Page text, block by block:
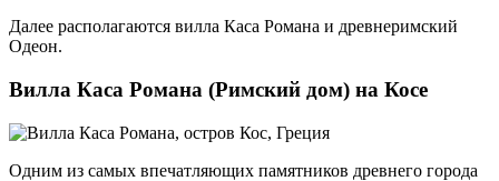
Далее располагаются вилла Каса Романа и древнеримский
Одеон.
Вилла Каса Романа (Римский дом) на Косе
Одним из самых впечатляющих памятников древнего города